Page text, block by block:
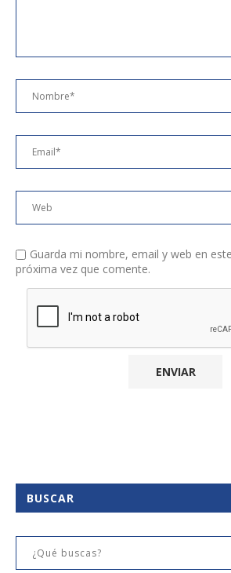
Guarda mi nombre, email y web en
próxima vez que comente.
BUSCAR